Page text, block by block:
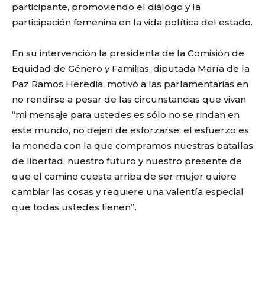
participante, promoviendo el diálogo y la
participación femenina en la vida política del estado.
En su intervención la presidenta de la Comisión de
Equidad de Género y Familias, diputada María de la
Paz Ramos Heredia, motivó a las parlamentarias en
no rendirse a pesar de las circunstancias que vivan
“mi mensaje para ustedes es sólo no se rindan en
este mundo, no dejen de esforzarse, el esfuerzo es
la moneda con la que compramos nuestras batallas
de libertad, nuestro futuro y nuestro presente de
que el camino cuesta arriba de ser mujer quiere
cambiar las cosas y requiere una valentía especial
que todas ustedes tienen”.